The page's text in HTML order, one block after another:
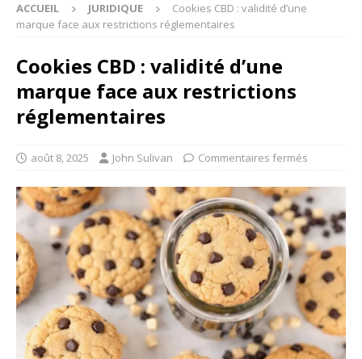
ACCUEIL JURIDIQUE
Cookies CBD : validité d’une
marque face aux restrictions réglementaires
Cookies CBD : validité d’une
marque face aux restrictions
réglementaires
août 8, 2025 John Sulivan Commentaires fermés